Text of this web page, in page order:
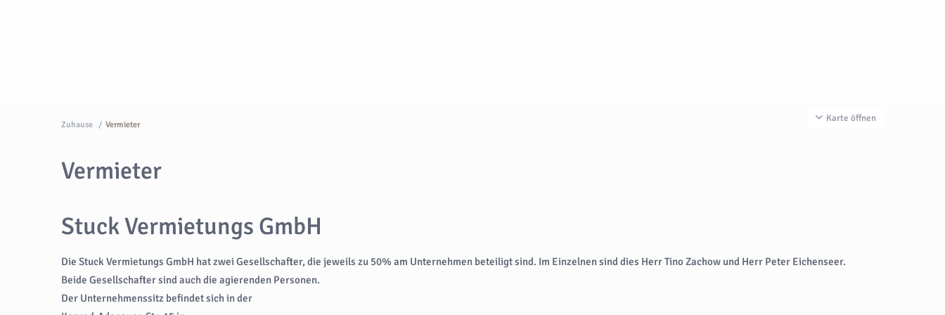
Karte öffnen
Zuhause Vermieter
Vermieter
Stuck Vermietungs GmbH
Die Stuck Vermietungs GmbH hat zwei Gesellschafter, die jeweils zu 50% am Unternehmen beteiligt sind. Im Einzelnen sind dies Herr Tino Zachow und Herr Peter Eichenseer.
Beide Gesellschafter sind auch die agierenden Personen.
Der Unternehmenssitz befindet sich in der